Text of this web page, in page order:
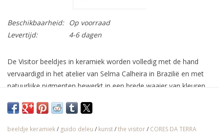
Beschikbaarheid:
Op voorraad
Levertijd:
4-6 dagen
De Visitor beeldjes in keramiek worden volledig met de hand
vervaardigd in het atelier van Selma Calheira in Brazilië en met
natuurlijke pigmenten bewerkt in een brede waaier van kleuren.
Deleu was echter in brons.
beeldje keramiek/ guido deleu / kunst/the visitor/ CORES DA TERRA